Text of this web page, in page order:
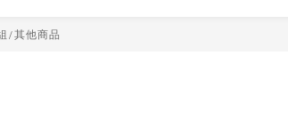
/其他商品